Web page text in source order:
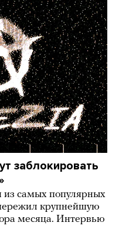
заблокировать
самых популярных
крупнейшую
месяца. Интервью